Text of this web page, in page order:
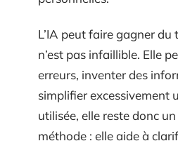
L’IA peut faire gagner du
n’est pas infaillible. Elle
erreurs, inventer des
simplifier excessivement
utilisée, elle reste donc
méthode : elle aide à